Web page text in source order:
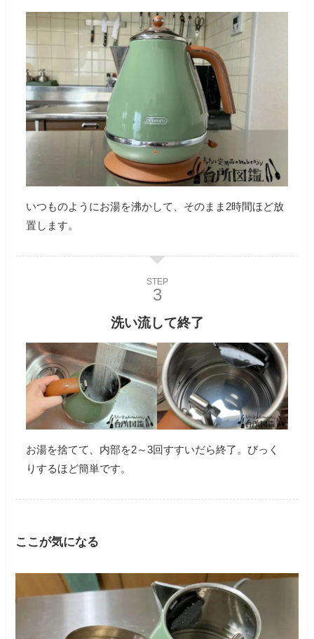
いつものようにお湯を沸かして、そのまま2時間ほど放
置します。
STEP
洗い流して終了
お湯を捨てて、内部を2～3回すすいだら終了。びっく
りするほど簡単です。
ここが気になる